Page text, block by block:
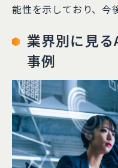
能性を示しており、今
業界別に見
事例